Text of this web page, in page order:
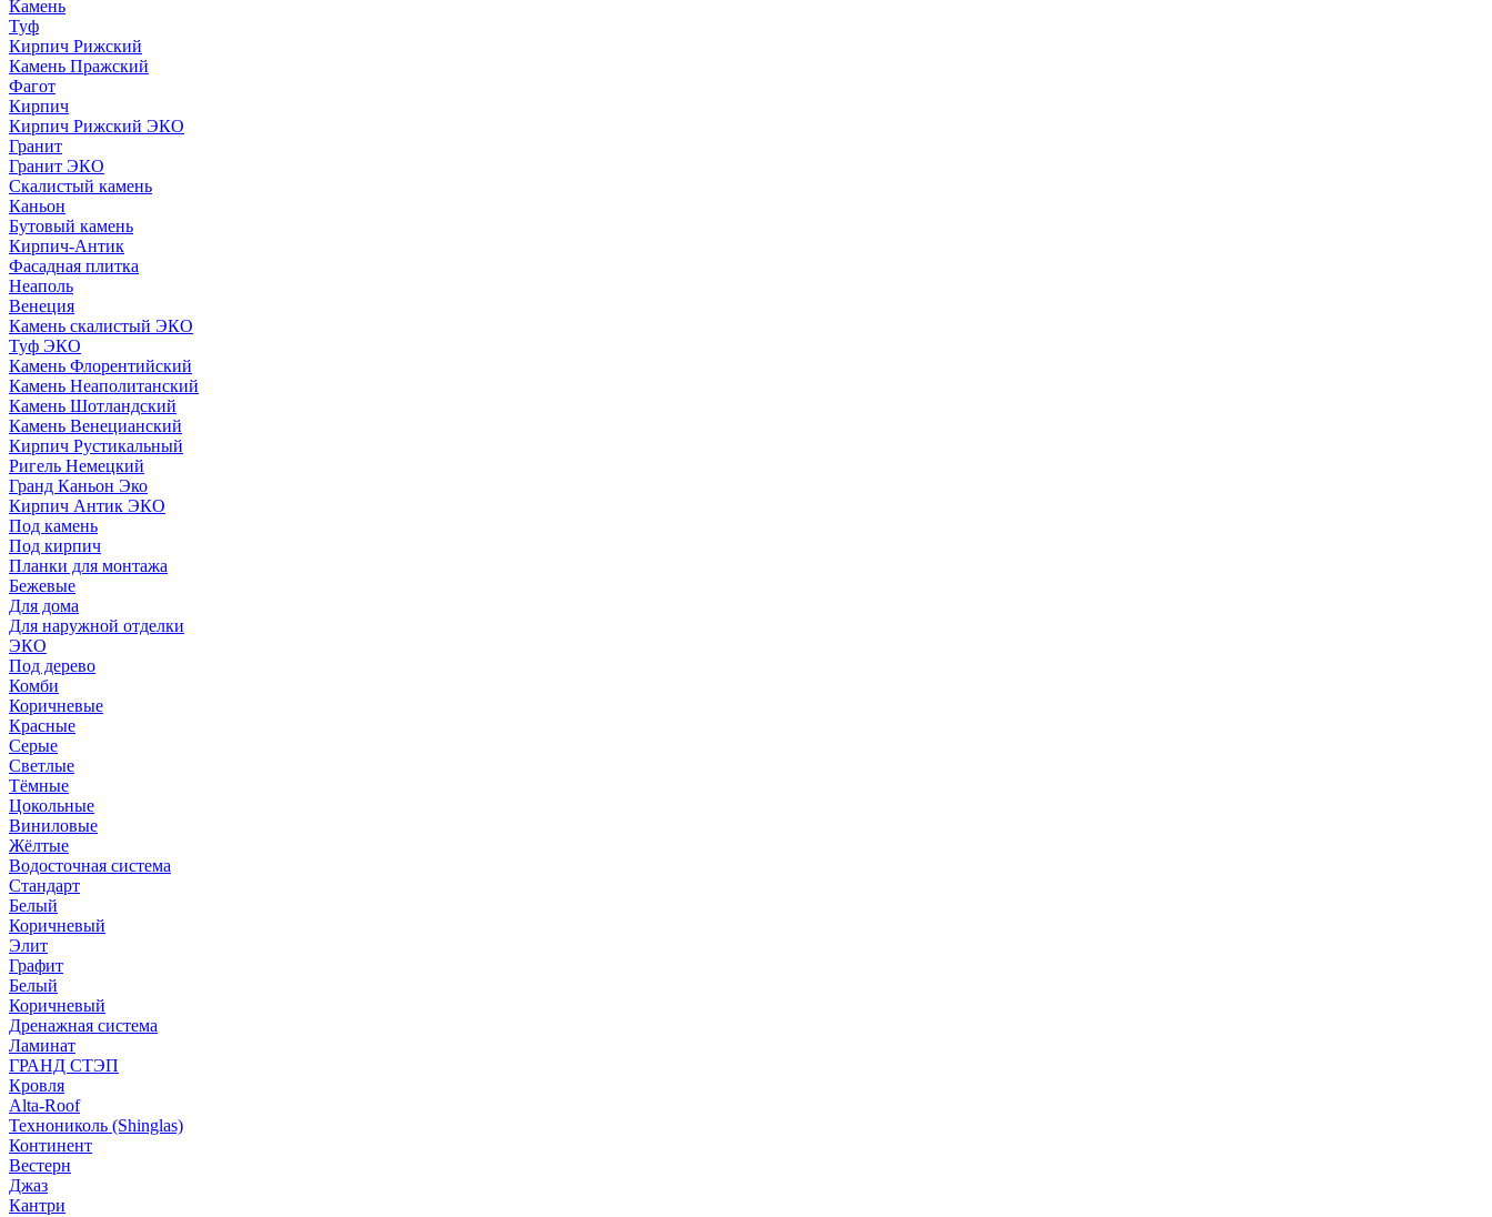
Камень
Туф
Кирпич Рижский
Камень Пражский
Фагот
Кирпич
Кирпич Рижский ЭКО
Гранит
Гранит ЭКО
Скалистый камень
Каньон
Бутовый камень
Кирпич-Антик
Фасадная плитка
Неаполь
Венеция
Камень скалистый ЭКО
Туф ЭКО
Камень Флорентийский
Камень Неаполитанский
Камень Шотландский
Камень Венецианский
Кирпич Рустикальный
Ригель Немецкий
Гранд Каньон Эко
Кирпич Антик ЭКО
Под камень
Под кирпич
Планки для монтажа
Бежевые
Для дома
Для наружной отделки
ЭКO
Под дерево
Комби
Коричневые
Красные
Серые
Светлые
Тёмные
Цокольные
Виниловые
Жёлтые
Водосточная система
Стандарт
Белый
Коричневый
Элит
Графит
Белый
Коричневый
Дренажная система
Ламинат
ГРАНД СТЭП
Кровля
Alta-Roof
Технониколь (Shinglas)
Континент
Вестерн
Джаз
Кантри